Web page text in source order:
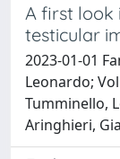
A first look
testicular
2023-01-01
Leonardo;
Tumminello,
Aringhieri,